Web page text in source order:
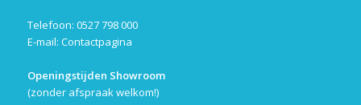
Telefoon: 0527 798 000
E-mail: Contactpagina
Openingstijden Showroom
(zonder afspraak welkom!)